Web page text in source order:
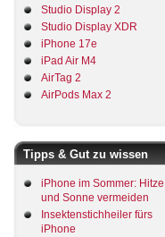
Studio Display 2
Studio Display XDR
iPhone 17e
iPad Air M4
AirTag 2
AirPods Max 2
Tipps & Gut zu wissen
iPhone im Sommer: Hitze
und Sonne vermeiden
Insektenstichheiler fürs
iPhone